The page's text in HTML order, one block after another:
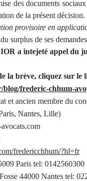
documents sociaux
de la présent décision.
provisoire en
surplus de ses
a intejeté appel du
la brève, cliquez sur le
frederic-chhum-
et ancien membre du
Nantes, Lille)
fredericchhum/?hl=fr
Paris tel: 0142560300
44000 Nantes tel: